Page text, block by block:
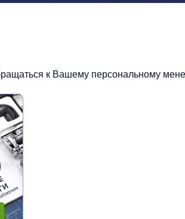
к Вашему персональному